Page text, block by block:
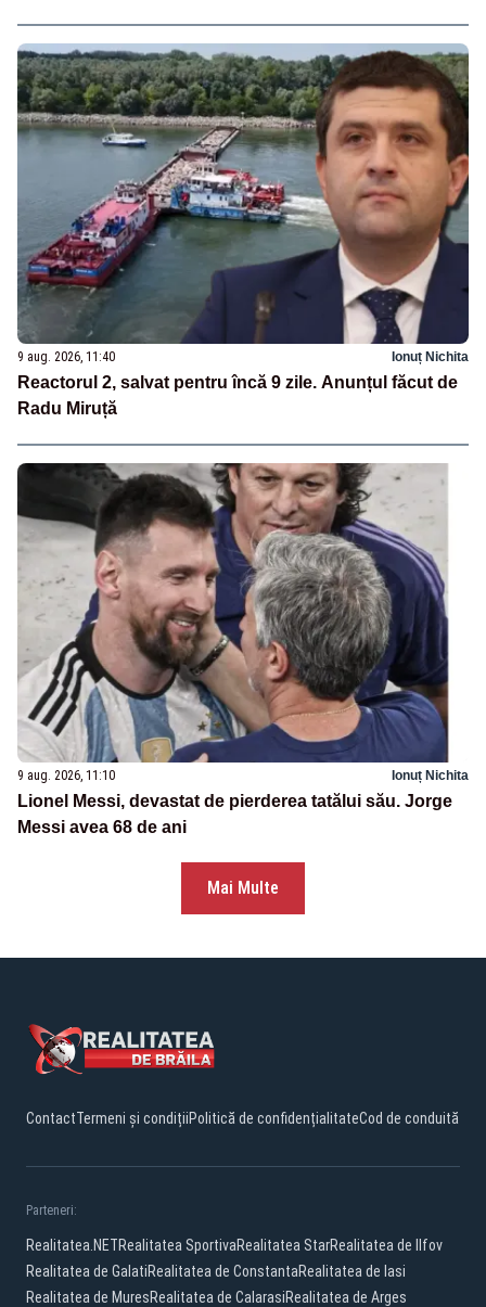
9 aug. 2026, 11:40 Ionuț Nichita
Reactorul 2, salvat pentru încă 9 zile. Anunțul făcut de
Radu Miruță
9 aug. 2026, 11:10 Ionuț Nichita
Lionel Messi, devastat de pierderea tatălui său. Jorge
Messi avea 68 de ani
Mai Multe
ContactTermeni și condițiiPolitică de confidențialitateCod de conduită
Parteneri:
Realitatea.NETRealitatea SportivaRealitatea StarRealitatea de Ilfov
Realitatea de GalatiRealitatea de ConstantaRealitatea de Iasi
Realitatea de MuresRealitatea de CalarasiRealitatea de Arges